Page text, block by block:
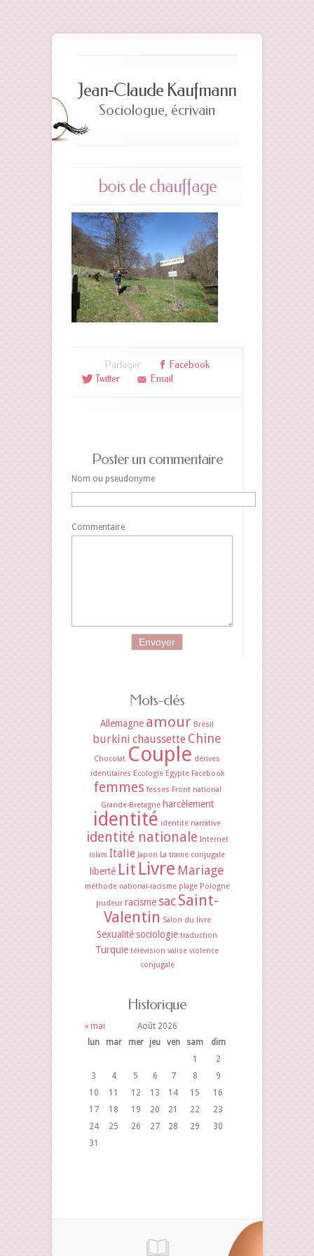
Jean-Claude Kaufmann
Sociologue, écrivain
bois de chauffage
Partager
Facebook
Twitter
Email
Poster un commentaire
Nom ou pseudonyme
Commentaire
Mots-clés
Allemagne amour Brésil
burkini chaussette Chine
Chocolat Couple dérives
identitaires Ecologie Egypte Facebook
femmes fesses Front national
Grande-Bretagne harcèlement
identité identité narrative
identité nationale Internet
islam Italie Japon La trame conjugale
liberté Lit Livre Mariage
méthode national-racisme plage Pologne
pudeur racisme sac Saint-
Valentin Salon du livre
Sexualité sociologie traduction
Turquie télévision valise violence
conjugale
Historique
« mai
Août 2026
lun
mar mer jeu ven sam
dim
1
2
3
4 5 6 7 8
9
10
11 12 13 14 15
16
17
18 19 20 21 22
23
24
25 26 27 28 29
30
31